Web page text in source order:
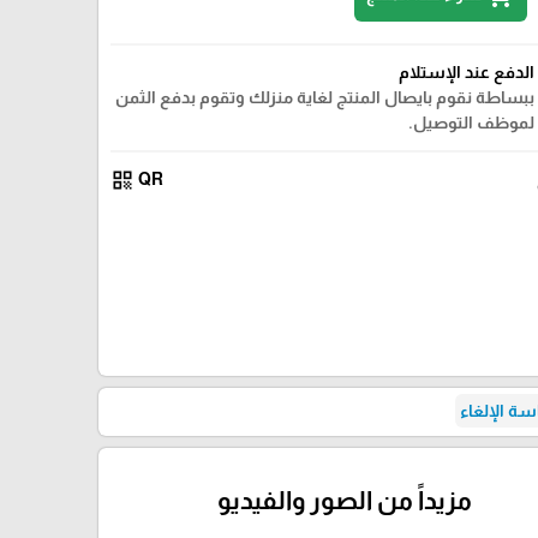
الدفع عند الإستلام
ببساطة نقوم بايصال المنتج لغاية منزلك وتقوم بدفع الثمن
لموظف التوصيل.
QR
qr_code
الإلغاء
مزيداً من الصور والفيديو